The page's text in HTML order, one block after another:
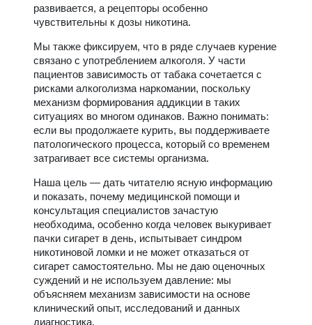
развивается, а рецепторы особенно
чувствительны к дозы никотина.
Мы также фиксируем, что в ряде случаев курение
связано с употреблением алкоголя. У части
пациентов зависимость от табака сочетается с
рисками алкоголизма наркомании, поскольку
механизм формирования аддикции в таких
ситуациях во многом одинаков. Важно понимать:
если вы продолжаете курить, вы поддерживаете
патологического процесса, который со временем
затрагивает все системы организма.
Наша цель — дать читателю ясную информацию
и показать, почему медицинской помощи и
консультация специалистов зачастую
необходима, особенно когда человек выкуривает
пачки сигарет в день, испытывает синдром
никотиновой ломки и не может отказаться от
сигарет самостоятельно. Мы не даю оценочных
суждений и не используем давление: мы
объясняем механизм зависимости на основе
клинический опыт, исследований и данных
диагностика.